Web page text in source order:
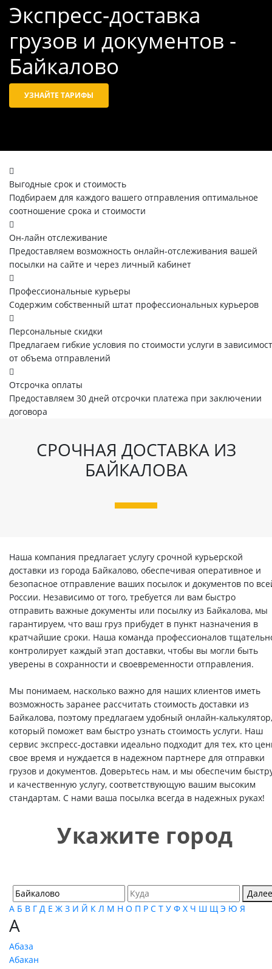
Экспресс-доставка
грузов и документов -
Байкалово
УЗНАЙТЕ ТАРИФЫ
Выгодные срок и стоимость
Подбираем для каждого вашего отправления оптимальное
соотношение срока и стоимости
Он-лайн отслеживание
Предоставляем возможность онлайн-отслеживания вашей
посылки на сайте и через личный кабинет
Профессиональные курьеры
Содержим собственный штат профессиональных курьеров
Персональные скидки
Предлагаем гибкие условия по стоимости услуги в
от объема отправлений
Отсрочка оплаты
Предоставляем 30 дней отсрочки платежа при заключении
договора
СРОЧНАЯ ДОСТАВКА ИЗ
БАЙКАЛОВА
Наша компания предлагает услугу срочной курьерской
доставки из города Байкалово, обеспечивая оперативное и
безопасное отправление ваших посылок и документов по
России. Независимо от того, требуется ли вам быстро
отправить важные документы или посылку из Байкалова, мы
гарантируем, что ваш груз прибудет в пункт назначения в
кратчайшие сроки. Наша команда профессионалов
контролирует каждый этап доставки, чтобы вы могли быть
уверены в сохранности и своевременности отправления.
Мы понимаем, насколько важно для наших клиентов иметь
возможность заранее рассчитать стоимость доставки из
Байкалова, поэтому предлагаем удобный онлайн-калькулятор,
который поможет вам быстро узнать стоимость услуги. Наш
сервис экспресс-доставки идеально подходит для тех, кто
свое время и нуждается в надежном партнере для отправки
грузов и документов. Доверьтесь нам, и мы обеспечим
и качественную услугу, соответствующую вашим высоким
стандартам. С нами ваша посылка всегда в надежных руках!
Укажите город
Далее
А Б В Г Д Е Ж З И Й К Л М Н О П Р С Т У Ф Х Ч Ш Щ Э Ю Я
А
Абаза
Абакан